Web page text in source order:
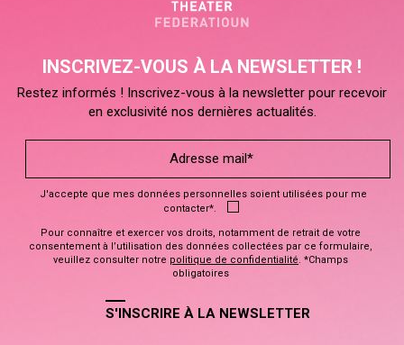
INSCRIVEZ-VOUS À LA NEWSLETTER !
Restez informés ! Inscrivez-vous à la newsletter pour recevoir
en exclusivité nos dernières actualités.
J'accepte que mes données personnelles soient utilisées pour me
contacter*.
Pour connaître et exercer vos droits, notamment de retrait de votre
consentement à l’utilisation des données collectées par ce formulaire,
veuillez consulter notre politique de confidentialité. *Champs
obligatoires
S'INSCRIRE À LA NEWSLETTER